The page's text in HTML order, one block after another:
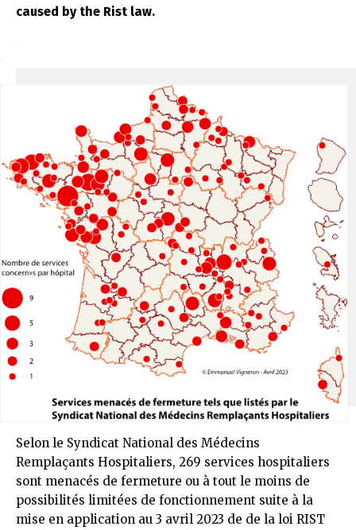
caused by the Rist law.
Selon le Syndicat National des Médecins
Remplaçants Hospitaliers, 269 services hospitaliers
sont menacés de fermeture ou à tout le moins de
possibilités limitées de fonctionnement suite à la
mise en application au 3­ avril 2023 de de la loi RIST